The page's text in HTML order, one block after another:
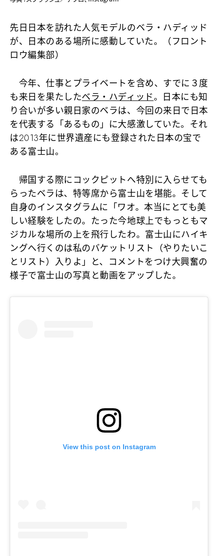
先日日本を訪れた人気モデルのベラ・ハディッド
が、日本のある場所に感動していた。（フロント
ロウ編集部）
今年、仕事とプライベートを含め、すでに３度
も来日を果たしたベラ・ハディッド。日本にも知
り合いが多い親日家のベラは、今回の来日で日本
を代表する「あるもの」に大感激していた。それ
は2013年に世界遺産にも登録された日本の宝で
ある富士山。
帰国する際にコックピットへ特別に入らせても
らったベラは、特等席から富士山を堪能。そして
自身のインスタグラムに「ワオ。本当にとても美
しい経験をしたの。たった今地球上でもっともマ
ジカルな場所の上を飛行したわ。富士山にハイキ
ングへ行くのは私のバケットリスト（やりたいこ
とリスト）入りよ」と、コメントをつけ大興奮の
様子で富士山の写真と動画をアップした。
View this post on Instagram